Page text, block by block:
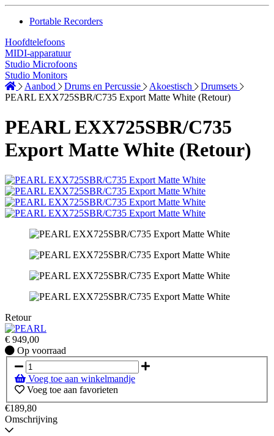
Portable Recorders
Hoofdtelefoons
MIDI-apparatuur
Studio Microfoons
Studio Monitors
Aanbod
Drums en Percussie Akoestisch
Drumsets
PEARL EXX725SBR/C735 Export Matte White (Retour)
PEARL EXX725SBR/C735
Export Matte White (Retour)
Retour
€ 949,00
Op
voorraad
Op voorraad
Voeg toe aan winkelmandje
Voeg toe aan favorieten
€189,80
Omschrijving